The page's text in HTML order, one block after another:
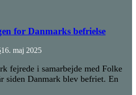
for Danmarks befrielse
16. maj 2025
fejrede i samarbejde med Folke
siden Danmark blev befriet. En